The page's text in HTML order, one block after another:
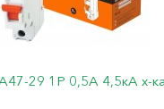
29 1Р 0,5А 4,5кА х-